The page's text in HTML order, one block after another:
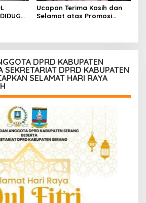
Ucapan Terima Kasih dan
Selamat atas Promosi
DPRD KABUPATEN
SEKRETARIAT DPRD KABUPATEN
SELAMAT HARI RAYA